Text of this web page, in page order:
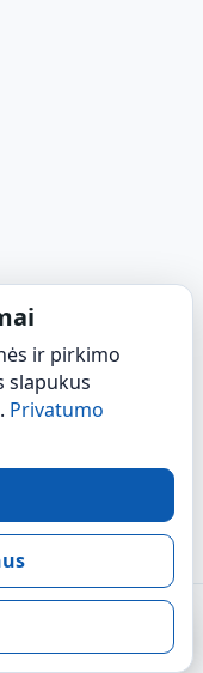
filtrų
namams ar
H₂ vanduo ir
ir pirkimo
slapukus
Privatumo